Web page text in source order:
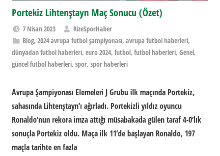
Portekiz Lihtenştayn Maç Sonucu (Özet)
7 Nisan 2023
RizeSporHaber
Blog,2024 avrupa futbol şampiyonası,avrupa futbol haberleri,
dünyadan futbol haberleri, euro 2024, futbol, futbol haberleri, Genel,
güncel futbol haberleri, spor, spor haberleri
Avrupa Şampiyonası Elemeleri J Grubu ilk maçında Portekiz,
sahasında Lihtenştayn’ı ağırladı. Portekizli yıldız oyuncu
Ronaldo’nun rekora imza attığı müsabakada gülen taraf 4-0’lık
sonuçla Portekiz oldu. Maça ilk 11’de başlayan Ronaldo, 197
maçla tarihte en fazla